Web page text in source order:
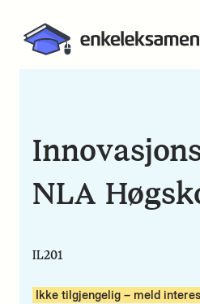
NLA
IL201
Ikke tilgjengelig – meld